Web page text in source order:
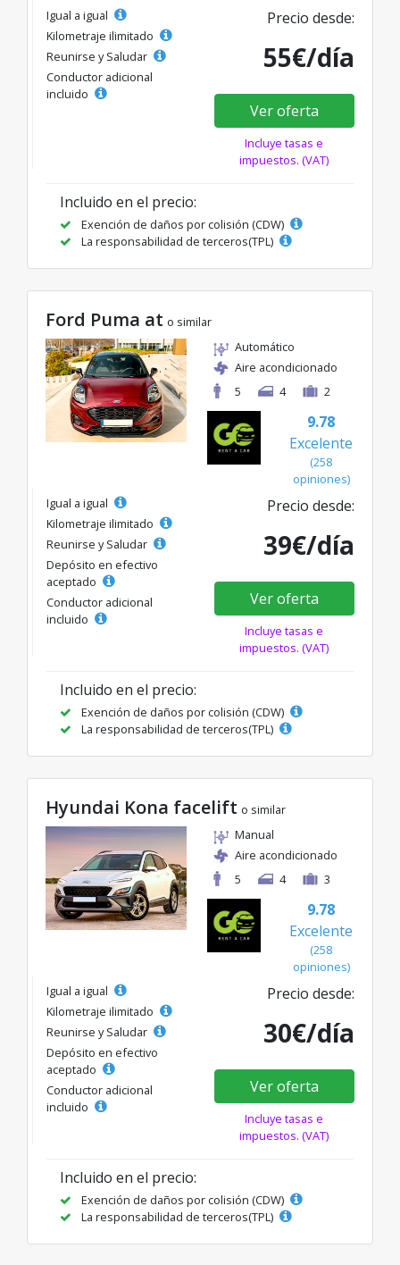
Igual a igual
Kilometraje ilimitado
Reunirse y Saludar
Conductor adicional
incluido
Precio desde:
55€/día
Ver oferta
Incluye tasas e
impuestos. (VAT)
Incluido en el precio:
Exención de daños por colisión (CDW)
La responsabilidad de terceros(TPL)
Ford Puma at o similar
Automático
Aire acondicionado
5
4 2
9.78
Excelente
(258
opiniones)
Igual a igual
Kilometraje ilimitado
Reunirse y Saludar
Depósito en efectivo
aceptado
Conductor adicional
incluido
Precio desde:
39€/día
Ver oferta
Incluye tasas e
impuestos. (VAT)
Incluido en el precio:
Exención de daños por colisión (CDW)
La responsabilidad de terceros(TPL)
Hyundai Kona facelift o similar
Manual
Aire acondicionado
5
4 3
9.78
Excelente
(258
opiniones)
Igual a igual
Kilometraje ilimitado
Reunirse y Saludar
Depósito en efectivo
aceptado
Conductor adicional
incluido
Precio desde:
30€/día
Ver oferta
Incluye tasas e
impuestos. (VAT)
Incluido en el precio:
Exención de daños por colisión (CDW)
La responsabilidad de terceros(TPL)